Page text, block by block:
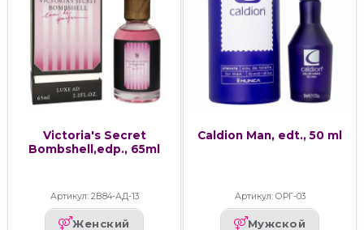
Victoria's Secret
Bombshell,edp., 65ml
Артикул: 2В84-АД-13
Женский
Caldion Man, edt., 50 ml
Артикул: ОРГ-03
Мужской